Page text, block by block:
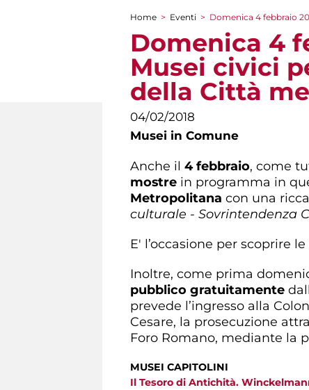
Tu sei qui
Home > Eventi > Domenica 4 febbraio
Domenica 4
Musei civici
della Città
04/02/2018
Musei in Comune
Anche il 4 febbraio, come
mostre in programma in
Metropolitana con una
culturale - Sovrintendenza
E' l’occasione per scoprire
Inoltre, come prima
pubblico gratuitamente
prevede l’ingresso alla
Cesare, la prosecuzione
Foro Romano, mediante la
MUSEI CAPITOLINI
Il Tesoro di Antichità.